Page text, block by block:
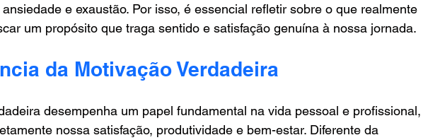
e exaustão. Por isso, é essencial refletir sobre o que realmente
um propósito que traga sentido e satisfação genuína à nossa jornada.
da Motivação Verdadeira
desempenha um papel fundamental na vida pessoal e profissional,
nossa satisfação, produtividade e bem-estar. Diferente da